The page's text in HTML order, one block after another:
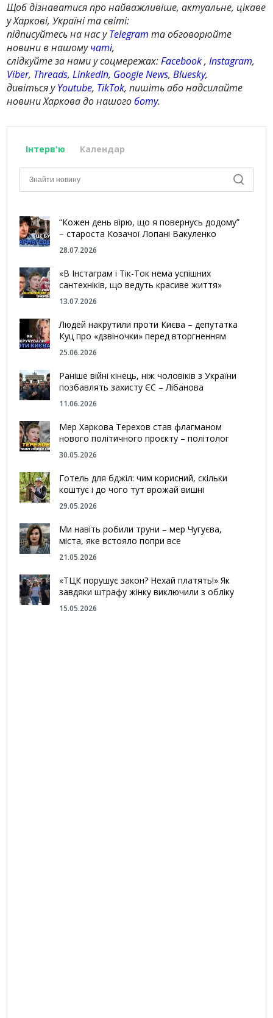
Щоб дізнаватися про найважливіше, актуальне, цікаве
у Харкові, Україні та світі:
підписуйтесь на нас уTelegram та обговорюйте
новини в нашомучаті,
слідкуйте за нами у соцмережах:Facebook,Instagram,
Viber, Threads,LinkedIn, Google News,Bluesky,
дивіться уYoutube, TikTok, пишіть або надсилайте
новини Харкова до нашогоботу.
Інтерв'ю Календар
“Кожен день вірю, що я повернусь додому”
– староста Козачої Лопані Вакуленко
28.07.2026
«В Інстаграм і Тік-Ток нема успішних
сантехніків, що ведуть красиве життя»
13.07.2026
Людей накрутили проти Києва – депутатка
Куц про «дзвіночки» перед вторгненням
25.06.2026
Раніше війні кінець, ніж чоловіків з України
позбавлять захисту ЄС – Лібанова
11.06.2026
Мер Харкова Терехов став флагманом
нового політичного проєкту – політолог
30.05.2026
Готель для бджіл: чим корисний, скільки
коштує і до чого тут врожай вишні
29.05.2026
Ми навіть робили труни – мер Чугуєва,
міста, яке встояло попри все
21.05.2026
«ТЦК порушує закон? Нехай платять!» Як
завдяки штрафу жінку виключили з обліку
15.05.2026